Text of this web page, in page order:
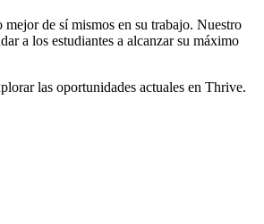
de sí mismos en su trabajo. Nuestro
a los estudiantes a alcanzar su máximo
las oportunidades actuales en Thrive.